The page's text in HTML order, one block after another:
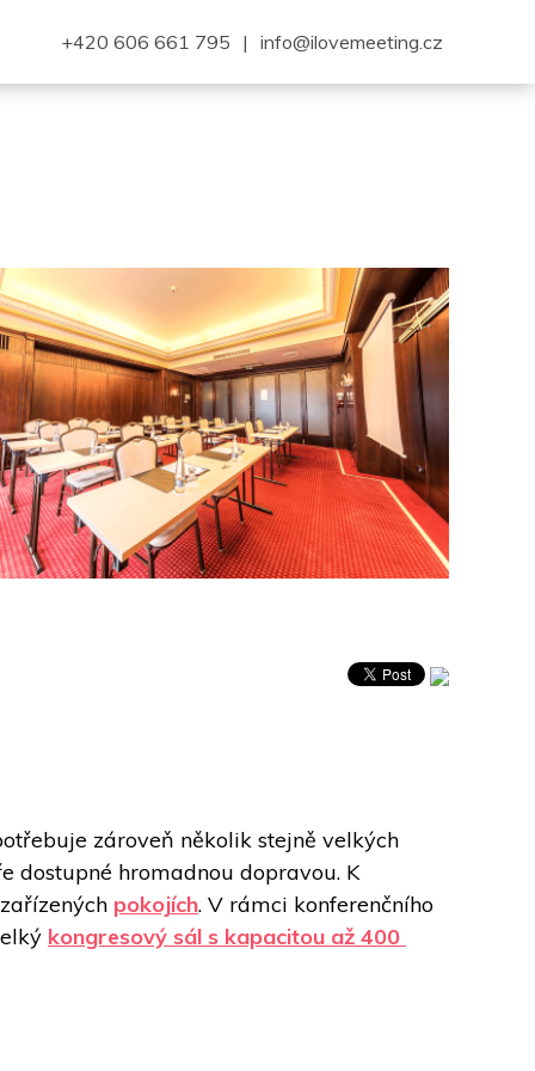
+420 606 661 795 | info@ilovemeeting.cz
zároveň několik stejně velkých
dostupné hromadnou dopravou. K
pokojích. V rámci konferenčního
kongresový sál s kapacitou až 400